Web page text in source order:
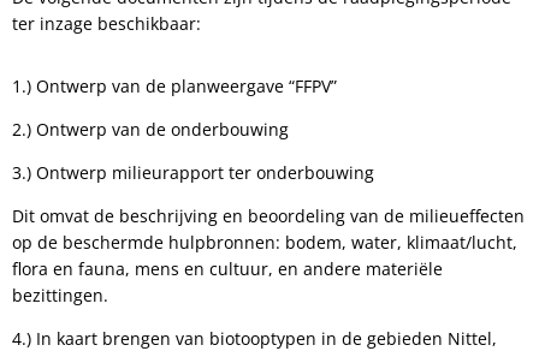
ter inzage beschikbaar:
1.) Ontwerp van de planweergave “FFPV”
2.) Ontwerp van de onderbouwing
3.) Ontwerp milieurapport ter onderbouwing
Dit omvat de beschrijving en beoordeling van de milieueffecten
op de beschermde hulpbronnen: bodem, water, klimaat/lucht,
flora en fauna, mens en cultuur, en andere materiële
bezittingen.
4.) In kaart brengen van biotooptypen in de gebieden Nittel,